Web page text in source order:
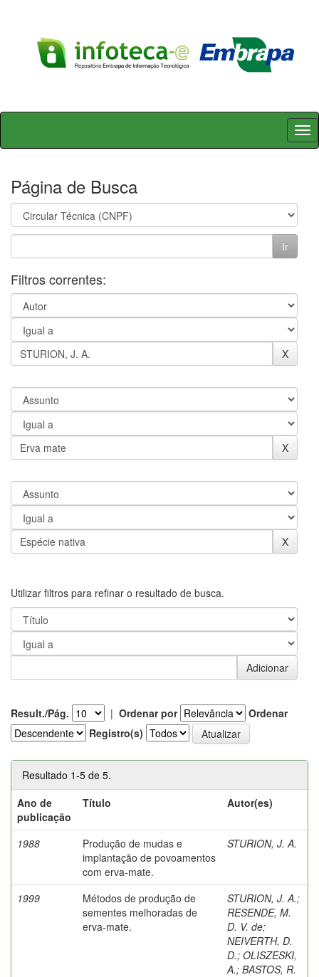
Skip
Página de Busca
Filtros correntes:
Utilizar filtros para refinar o resultado de busca.
Result./Pág. | Ordenar por
Ordenar
Registro(s)
Resultado 1-5 de 5.
Ano de
publicação
Título Autor(es)
1988
Produção de mudas e
implantação de povoamentos
com erva-mate.
STURION, J. A.
1999
Métodos de produção de
sementes melhoradas de
erva-mate.
STURION, J. A.;
RESENDE, M.
D. V. de;
NEIVERTH, D.
D.; OLISZESKI,
A.; BASTOS, R.